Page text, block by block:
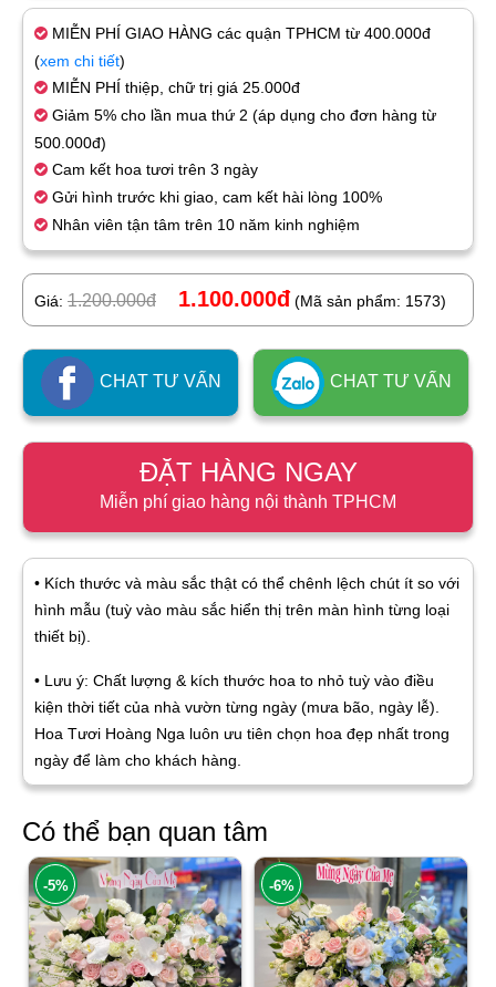
MIỄN PHÍ GIAO HÀNG các quận TPHCM từ 400.000đ
(xem chi tiết)
MIỄN PHÍ thiệp, chữ trị giá 25.000đ
Giảm 5% cho lần mua thứ 2 (áp dụng cho đơn hàng từ
500.000đ)
Cam kết hoa tươi trên 3 ngày
Gửi hình trước khi giao, cam kết hài lòng 100%
Nhân viên tận tâm trên 10 năm kinh nghiệm
Giá: 1.200.000đ 1.100.000đ (Mã sản phẩm: 1573)
CHAT TƯ VẤN CHAT TƯ VẤN
ĐẶT HÀNG NGAY
Miễn phí giao hàng nội thành TPHCM
• Kích thước và màu sắc thật có thể chênh lệch chút ít so với
hình mẫu (tuỳ vào màu sắc hiển thị trên màn hình từng loại
thiết bị).
• Lưu ý: Chất lượng & kích thước hoa to nhỏ tuỳ vào điều
kiện thời tiết của nhà vườn từng ngày (mưa bão, ngày lễ).
Hoa Tươi Hoàng Nga luôn ưu tiên chọn hoa đẹp nhất trong
ngày để làm cho khách hàng.
Có thể bạn quan tâm
-5% -6%